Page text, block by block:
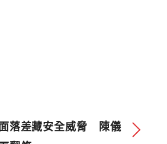
落差藏安全威脅 陳儀